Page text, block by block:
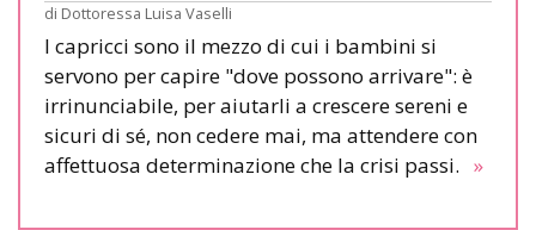
di Dottoressa Luisa Vaselli
I capricci sono il mezzo di cui i bambini si
servono per capire "dove possono arrivare": è
irrinunciabile, per aiutarli a crescere sereni e
sicuri di sé, non cedere mai, ma attendere con
affettuosa determinazione che la crisi passi. »